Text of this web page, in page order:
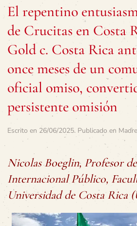
El repentino
de Crucitas en Costa
Gold c. Costa Rica
once meses de un
oficial omiso,
persistente omisión
Escrito en 26/06/2025. Publicado en
Nicolas Boeglin, Profesor
Internacional Público,
Universidad de Costa Rica